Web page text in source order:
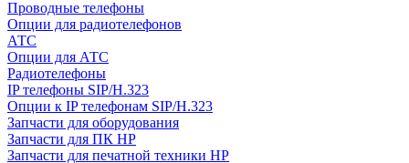
Проводные телефоны
Опции для радиотелефонов
АТС
Опции для АТС
Радиотелефоны
IP телефоны SIP/H.323
Опции к IP телефонам SIP/H.323
Запчасти для оборудования
Запчасти для ПК HP
Запчасти для печатной техники HP